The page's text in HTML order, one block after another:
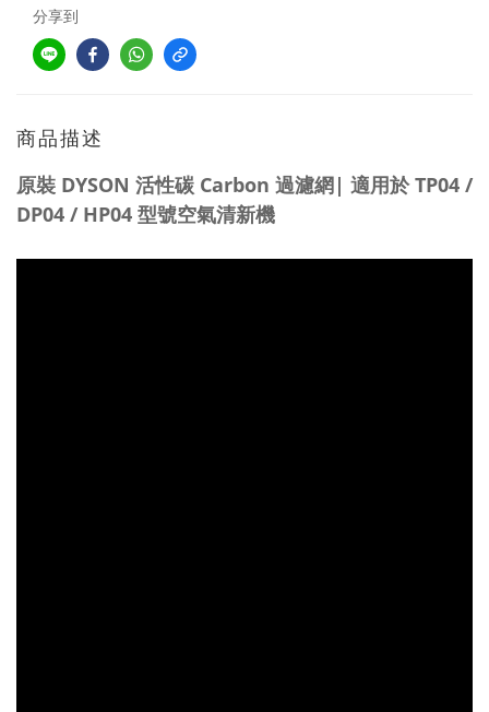
分享到
商品描述
原裝 DYSON 活性碳 Carbon 過濾網| 適用於 TP04 /
DP04 / HP04 型號空氣清新機